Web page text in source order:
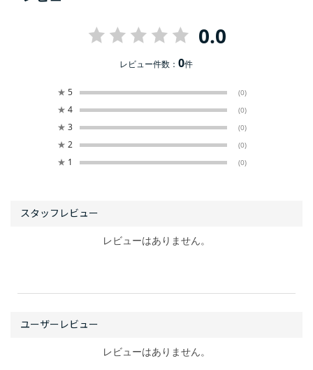
0.0
レビュー件数：0件
★ 5 (0)
★ 4 (0)
★ 3 (0)
★ 2 (0)
★ 1 (0)
レビューはありません。
レビューはありません。